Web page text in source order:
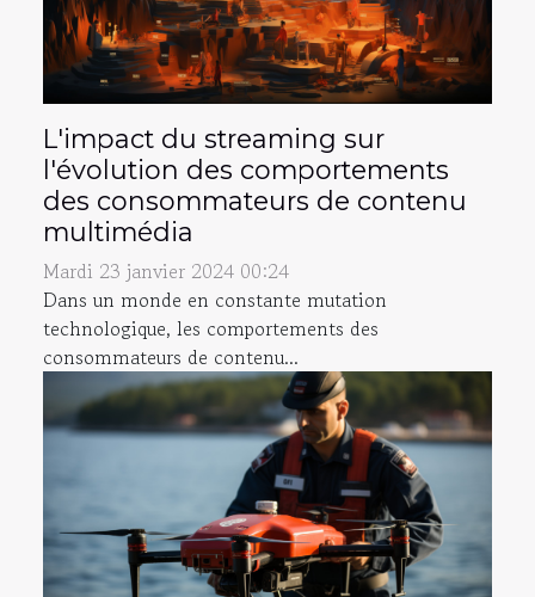
L'impact du streaming sur
l'évolution des comportements
des consommateurs de contenu
multimédia
Mardi 23 janvier 2024 00:24
Dans un monde en constante mutation
technologique, les comportements des
consommateurs de contenu...